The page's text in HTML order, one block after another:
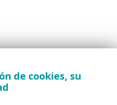
comunidad de
de cookies, su